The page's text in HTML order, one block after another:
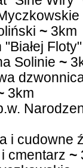
~3km
Floty"
Solinie ~
3km
Kościół
i cudowne
cmentarz ~